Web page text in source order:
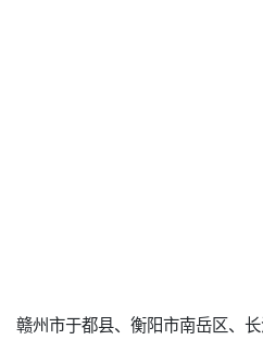
赣州市于都县、衡阳市南岳区、